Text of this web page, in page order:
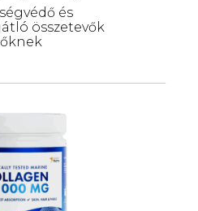
és
összetevők